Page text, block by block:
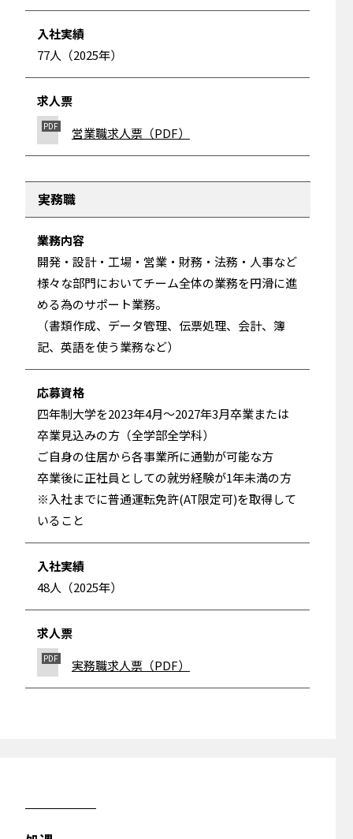
入社実績
77人（2025年）
求人票
営業職求人票（PDF）
実務職
業務内容
開発・設計・工場・営業・財務・法務・人事など
様々な部門においてチーム全体の業務を円滑に進
める為のサポート業務。
（書類作成、データ管理、伝票処理、会計、簿
記、英語を使う業務など）
応募資格
四年制大学を2023年4月～2027年3月卒業または
卒業見込みの方（全学部全学科）
ご自身の住居から各事業所に通勤が可能な方
卒業後に正社員としての就労経験が1年未満の方
※入社までに普通運転免許(AT限定可)を取得して
いること
入社実績
48人（2025年）
求人票
実務職求人票（PDF）